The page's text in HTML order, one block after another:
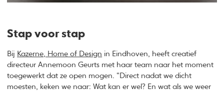
Stap voor stap
Bij Kazerne, Home of Design in Eindhoven, heeft creatief
directeur Annemoon Geurts met haar team naar het moment
toegewerkt dat ze open mogen. “Direct nadat we dicht
moesten, keken we naar: Wat kan er wel? En wat als we weer